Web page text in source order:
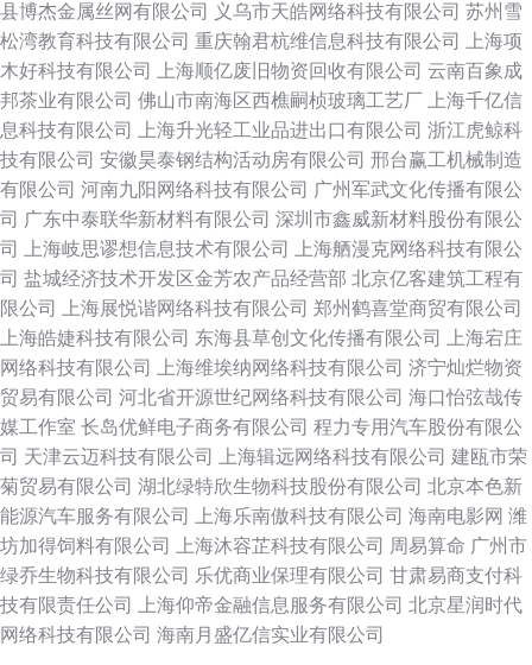
县博杰金属丝网有限公司
义乌市天皓网络科技有限公司 苏州雪
松湾教育科技有限公司 重庆翰君杭维信息科技有限公司
上海项
木好科技有限公司
上海顺亿废旧物资回收有限公司 云南百象成
邦茶业有限公司 佛山市南海区西樵嗣桢玻璃工艺厂
上海千亿信
息科技有限公司
上海升光轻工业品进出口有限公司 浙江虎鲸科
技有限公司 安徽昊泰钢结构活动房有限公司 邢台赢工机械制造
有限公司 河南九阳网络科技有限公司 广州军武文化传播有限公
司 广东中泰联华新材料有限公司 深圳市鑫威新材料股份有限公
司
上海岐思谬想信息技术有限公司
上海舾漫克网络科技有限公
司 盐城经济技术开发区金芳农产品经营部 北京亿客建筑工程有
限公司
上海展悦谐网络科技有限公司 郑州鹤喜堂商贸有限公司
上海皓婕科技有限公司 东海县草创文化传播有限公司
上海宕庄
网络科技有限公司
上海维埃纳网络科技有限公司 济宁灿烂物资
贸易有限公司 河北省开源世纪网络科技有限公司 海口怡弦哉传
媒工作室 长岛优鲜电子商务有限公司 程力专用汽车股份有限公
司 天津云迈科技有限公司 上海辑远网络科技有限公司 建瓯市荣
菊贸易有限公司 湖北绿特欣生物科技股份有限公司 北京本色新
能源汽车服务有限公司
上海乐南傲科技有限公司 海南电影网 潍
坊加得饲料有限公司
上海沐容芷科技有限公司 周易算命 广州市
绿乔生物科技有限公司 乐优商业保理有限公司 甘肃易商支付科
技有限责任公司
上海仰帝金融信息服务有限公司 北京星润时代
网络科技有限公司 海南月盛亿信实业有限公司